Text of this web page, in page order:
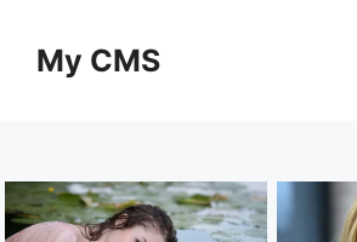
contentMy CMS